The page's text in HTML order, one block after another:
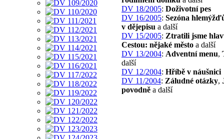
DV 18/2005: Doživotní pes
DV 16/2005: Sezóna
v dějepisu a další
DV 15/2005: Ztratili jsme
Cestou: nějaké město a další
DV 13/2004: Adventní menu,
další
DV 12/2004: Hříbě v náušnici
DV 11/2004: Záludné otázky,
povodně a další